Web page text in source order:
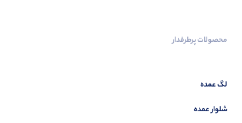
محصولات پرطرفدار
لگ عمده
شلوار عمده